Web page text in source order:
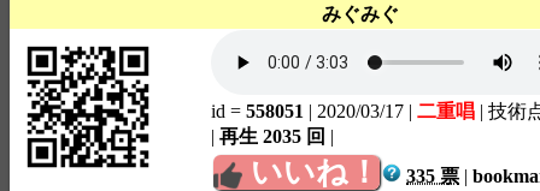
みぐみぐ
id = 558051 | 2020/03/17 | 二重唱 | 技術
| 再生 2035 回 |
いいね！ 335 票 |